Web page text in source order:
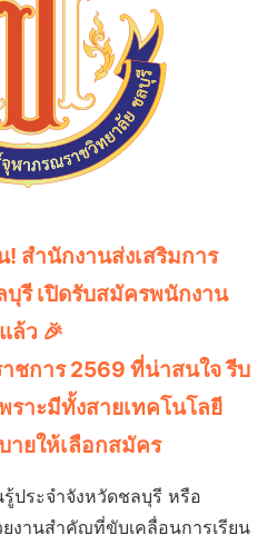
สำนักงานส่งเสริมการ
บุรี เปิดรับสมัครพนักงาน
ล้ว 🎉
ชการ 2569 ที่น่าสนใจ รีบ
ราะมีทั้งสายเทคโนโลยี
ายให้เลือกสมัคร
รู้ประจำจังหวัดชลบุรี หรือ
งานสำคัญที่ขับเคลื่อนการเรียน